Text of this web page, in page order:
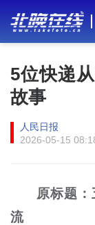
5位快递
故事
人民日报
2026-05-15
原标题
流